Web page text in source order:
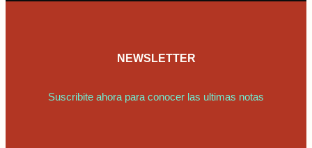
NEWSLETTER
Suscribite ahora para conocer las ultimas notas